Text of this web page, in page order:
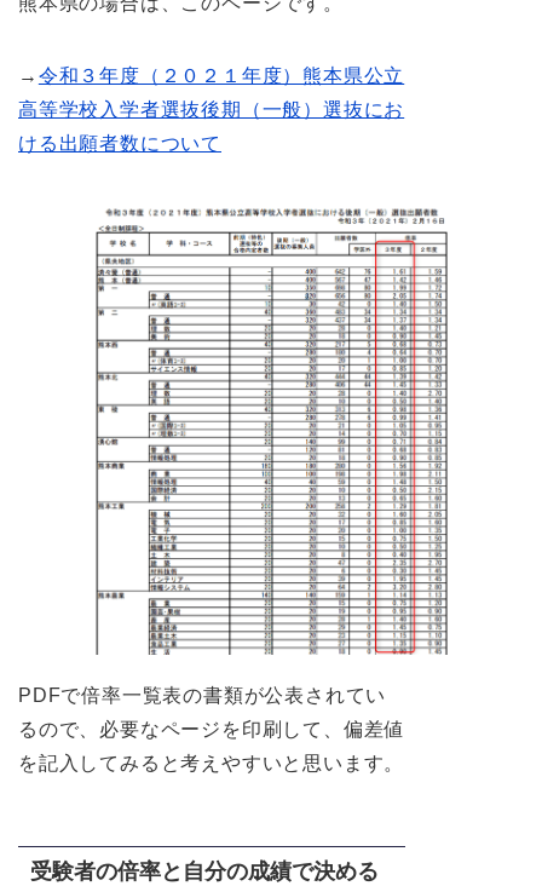
→ 令和３年度（２０２１年度）熊本県公立
高等学校入学者選抜後期（一般）選抜にお
ける出願者数について
PDFで倍率一覧表の書類が公表されてい
るので、必要なページを印刷して、偏差値
を記入してみると考えやすいと思います。
受験者の倍率と自分の成績で決める